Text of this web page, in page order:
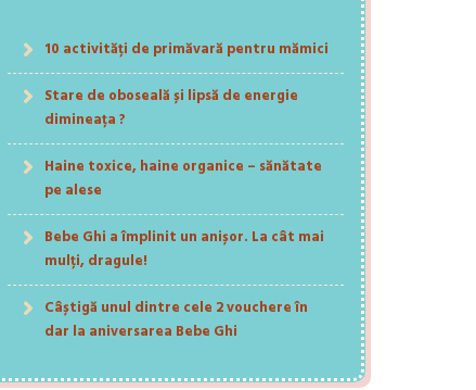
10 activități de primăvară pentru mămici
Stare de oboseală și lipsă de energie
dimineața ?
Haine toxice, haine organice – sănătate
pe alese
Bebe Ghi a împlinit un anișor. La cât mai
mulți, dragule!
Câștigă unul dintre cele 2 vouchere în
dar la aniversarea Bebe Ghi